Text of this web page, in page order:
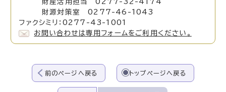
財産活用担当 0277-32-4174
財源対策室 0277-46-1043
ファクシミリ：0277-43-1001
お問い合わせは専用フォームをご利用ください。
前のページへ戻る トップページへ戻る